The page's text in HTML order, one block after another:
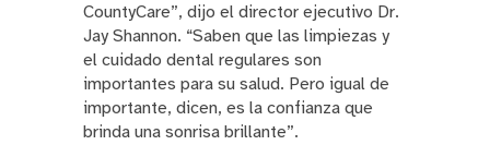
CountyCare”, dijo el director ejecutivo Dr.
Jay Shannon. “Saben que las limpiezas y
el cuidado dental regulares son
importantes para su salud. Pero igual de
importante, dicen, es la confianza que
brinda una sonrisa brillante”.